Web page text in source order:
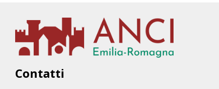
Contatti